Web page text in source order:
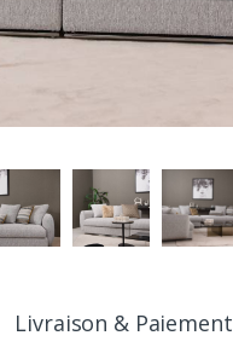
Livraison & Paiement